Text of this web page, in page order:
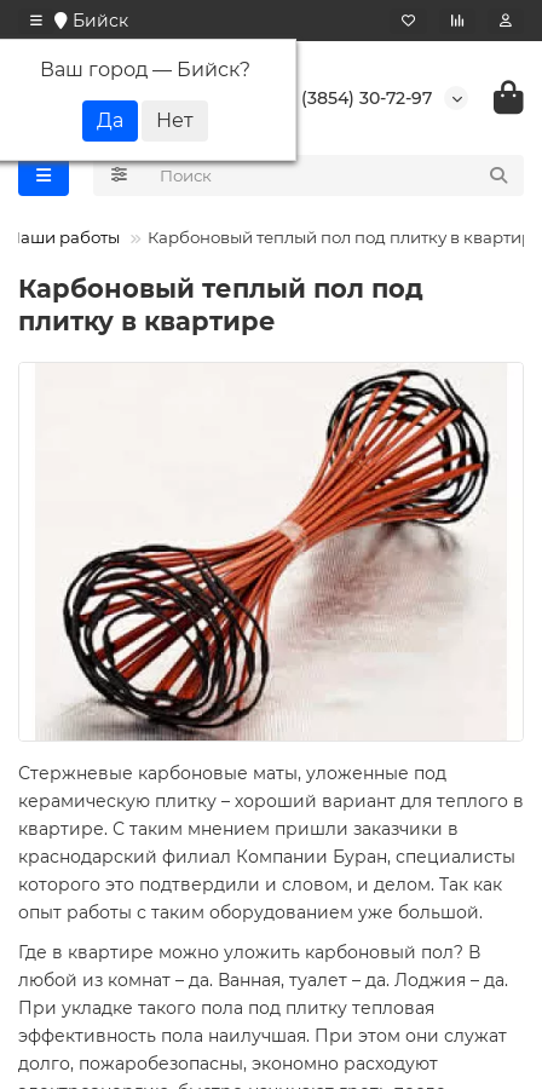
Бийск
Ваш город — Бийск?
+7 (3854) 30-72-97
Наши работы Карбоновый теплый пол под плитку в квартире
Карбоновый теплый пол под
плитку в квартире
Стержневые карбоновые маты, уложенные под
керамическую плитку – хороший вариант для теплого в
квартире. С таким мнением пришли заказчики в
краснодарский филиал Компании Буран, специалисты
которого это подтвердили и словом, и делом. Так как
опыт работы с таким оборудованием уже большой.
Где в квартире можно уложить карбоновый пол? В
любой из комнат – да. Ванная, туалет – да. Лоджия – да.
При укладке такого пола под плитку тепловая
эффективность пола наилучшая. При этом они служат
долго, пожаробезопасны, экономно расходуют